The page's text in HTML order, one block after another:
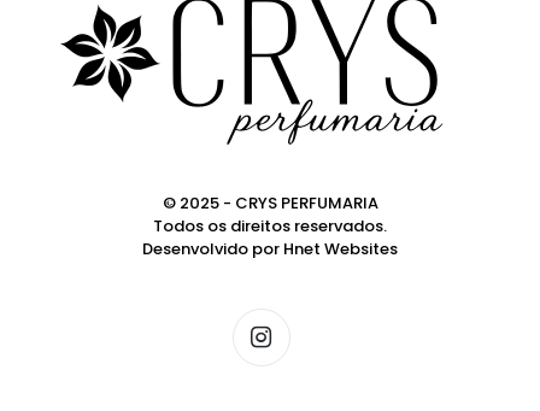
© 2025 - CRYS PERFUMARIA
Todos os direitos reservados.
Desenvolvido por Hnet Websites